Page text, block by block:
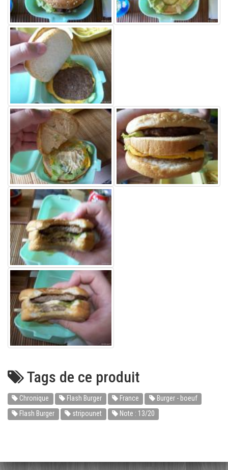
Tags de ce produit
Chronique Flash Burger France
Burger - boeuf
Flash Burger
stripounet Note : 13/20